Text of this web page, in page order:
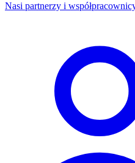
Nasi partnerzy i